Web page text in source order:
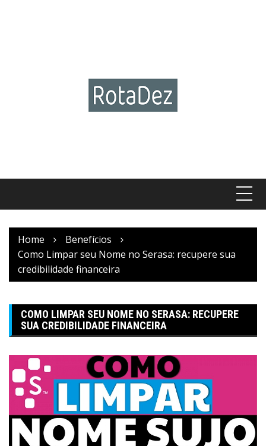
Home
Benefícios
Como Limpar seu Nome no Serasa: recupere sua
credibilidade financeira
COMO LIMPAR SEU NOME NO SERASA: RECUPERE
SUA CREDIBILIDADE FINANCEIRA